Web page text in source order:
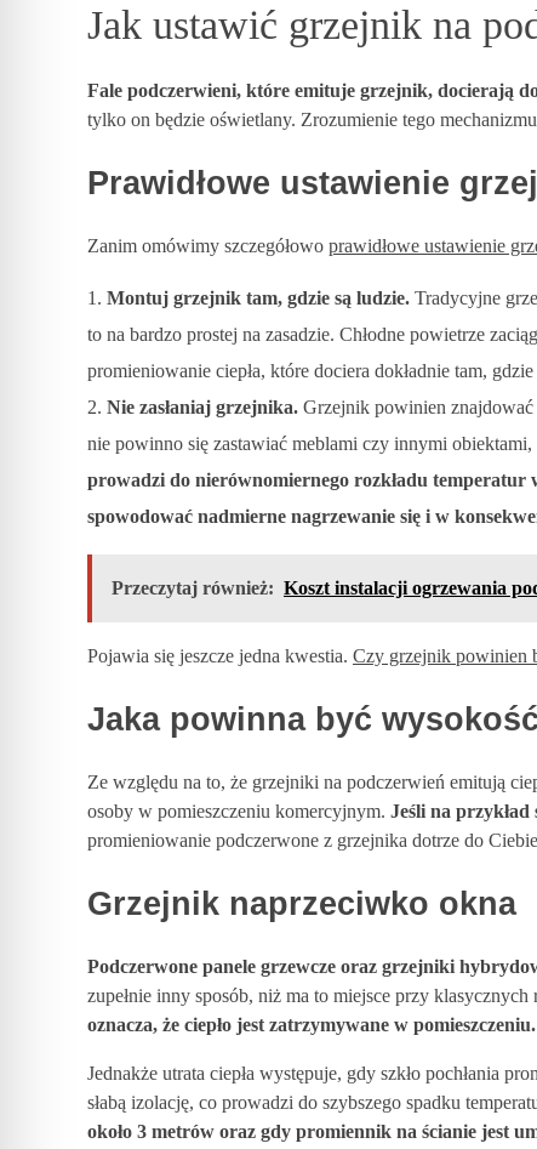
z
e
j
n
i
k
?
Z
s
a
d
y
r
o
z
m
Jak ustawić grzejnik na
Fale podczerwieni, które emituje grzejnik, docierają
tylko on będzie oświetlany. Zrozumienie tego
Prawidłowe ustawienie
Zanim omówimy szczegółowo prawidłowe ustawienie
Montuj grzejnik tam, gdzie są ludzie. Tradycyjne
to na bardzo prostej na zasadzie. Chłodne powietrze
promieniowanie ciepła, które dociera dokładnie tam,
Nie zasłaniaj grzejnika. Grzejnik powinien znajdować
nie powinno się zastawiać meblami czy innymi
prowadzi do nierównomiernego rozkładu temperatur
spowodować nadmierne nagrzewanie się i w
Przeczytaj również: Koszt instalacji ogrzewania
Pojawia się jeszcze jedna kwestia. Czy grzejnik powinien
Jaka powinna być
Ze względu na to, że grzejniki na podczerwień emitują
osoby w pomieszczeniu komercyjnym. Jeśli na
promieniowanie podczerwone z grzejnika dotrze do
Grzejnik naprzeciwko okna
Podczerwone panele grzewcze oraz grzejniki
zupełnie inny sposób, niż ma to miejsce przy
oznacza, że ciepło jest zatrzymywane w pomieszczeniu.
Jednakże utrata ciepła występuje, gdy szkło pochłania
słabą izolację, co prowadzi do szybszego spadku
około 3 metrów oraz gdy promiennik na ścianie jest